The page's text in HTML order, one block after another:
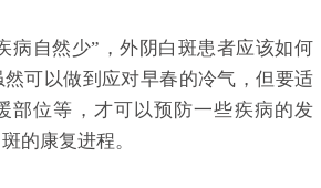
自然少”，外阴白斑患者应该如何
可以做到应对早春的冷气，但要适
部位等，才可以预防一些疾病的发
的康复进程。